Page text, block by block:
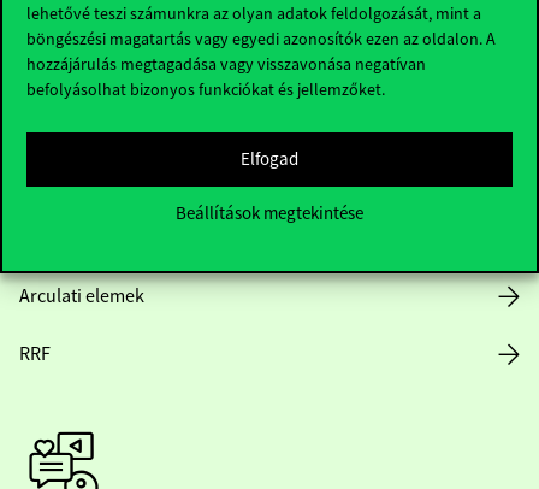
lehetővé teszi számunkra az olyan adatok feldolgozását, mint a
böngészési magatartás vagy egyedi azonosítók ezen az oldalon. A
hozzájárulás megtagadása vagy visszavonása negatívan
befolyásolhat bizonyos funkciókat és jellemzőket.
Elfogad
Beállítások megtekintése
Nyitvatartás
Közérdekű adatok
Arculati elemek
RRF